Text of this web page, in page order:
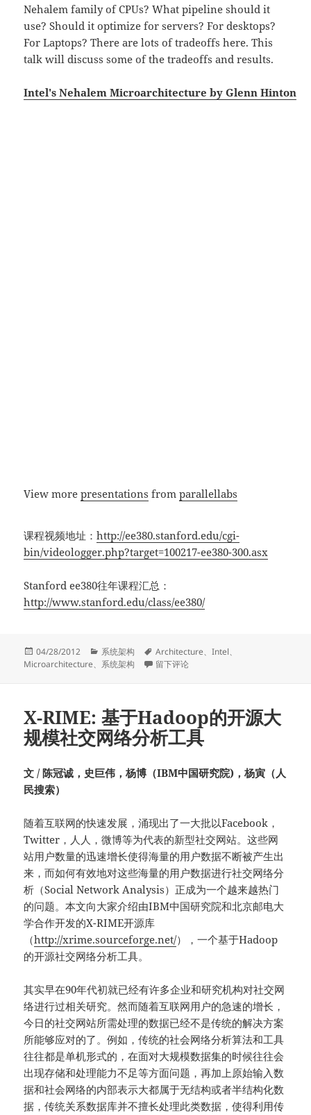
Nehalem family of CPUs? What pipeline should it
use? Should it optimize for servers? For desktops?
For Laptops? There are lots of tradeoffs here. This
talk will discuss some of the tradeoffs and results.
Intel's Nehalem Microarchitecture by Glenn Hinton
View morepresentations fromparallellabs
课程视频地址：http://ee380.stanford.edu/cgi-
bin/videologger.php?target=100217-ee380-300.asx
Stanford ee380往年课程汇总：
http://www.stanford.edu/class/ee380/
发
布
04/28/2012
分
类
系统架构
标
签
Architecture、Intel、
Microarchitecture、 系统架构 于Intel Nehalem微处理器架构 by Glenn
留下评论
X-RIME: 基于Hadoop的开源大
规模社交网络分析工具
文 / 陈冠诚，史巨伟，杨博（IBM中国研究院)，杨寅（人
民搜索）
随着互联网的快速发展，涌现出了一大批以Facebook，
Twitter，人人，微博等为代表的新型社交网站。这些网
站用户数量的迅速增长使得海量的用户数据不断被产生出
来，而如何有效地对这些海量的用户数据进行社交网络分
析（Social Network Analysis）正成为一个越来越热门
的问题。本文向大家介绍由IBM中国研究院和北京邮电大
学合作开发的X-RIME开源库
（http://xrime.sourceforge.net/），一个基于Hadoop
的开源社交网络分析工具。
其实早在90年代初就已经有许多企业和研究机构对社交网
络进行过相关研究。然而随着互联网用户的急速的增长，
今日的社交网站所需处理的数据已经不是传统的解决方案
所能够应对的了。例如，传统的社会网络分析算法和工具
往往都是单机形式的，在面对大规模数据集的时候往往会
出现存储和处理能力不足等方面问题，再加上原始输入数
据和社会网络的内部表示大都属于无结构或者半结构化数
据，传统关系数据库并不擅长处理此类数据，使得利用传